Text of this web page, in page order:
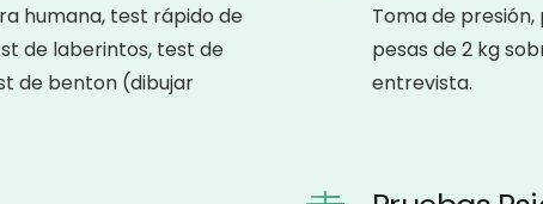
humana, test rápido de
de laberintos, test de
de benton (dibujar
Toma de
pesas de 2 kg
entrevista.